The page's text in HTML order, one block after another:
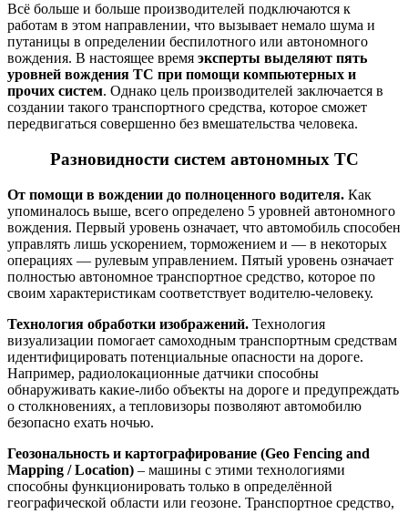
Всё больше и больше производителей подключаются к
работам в этом направлении, что вызывает немало шума и
путаницы в определении беспилотного или автономного
вождения. В настоящее время эксперты выделяют пять
уровней вождения ТС при помощи компьютерных и
прочих систем. Однако цель производителей заключается в
создании такого транспортного средства, которое сможет
передвигаться совершенно без вмешательства человека.
Разновидности систем автономных ТС
От помощи в вождении до полноценного водителя. Как
упоминалось выше, всего определено 5 уровней автономного
вождения. Первый уровень означает, что автомобиль способен
управлять лишь ускорением, торможением и — в некоторых
операциях — рулевым управлением. Пятый уровень означает
полностью автономное транспортное средство, которое по
своим характеристикам соответствует водителю-человеку.
Технология обработки изображений. Технология
визуализации помогает самоходным транспортным средствам
идентифицировать потенциальные опасности на дороге.
Например, радиолокационные датчики способны
обнаруживать какие-либо объекты на дороге и предупреждать
о столкновениях, а тепловизоры позволяют автомобилю
безопасно ехать ночью.
Геозональность и картографирование (Geo Fencing and
Mapping /Location) – машины с этими технологиями
способны функционировать только в определённой
географической области или геозоне. Транспортное средство,